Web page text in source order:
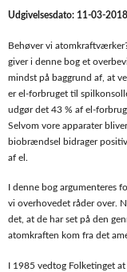
Udgivelsesdato: 11-03-2018
Behøver vi
giver i denne bog et
mindst på baggrund af, at
er el-forbruget til
udgør det 43 % af el-
Selvom vore apparater
biobrændsel bidrager
af el.
I denne bog argumenteres
vi overhovedet råder over.
det, at de har set på den
atomkraften kom fra det
I 1985 vedtog Folketinget